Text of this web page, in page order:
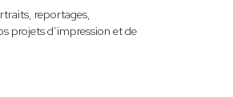
reportages,
projets d’impression et de